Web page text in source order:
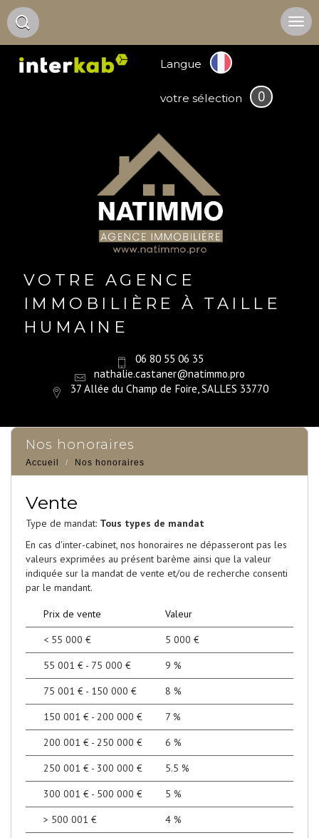
Langue
votre sélection 0
VOTRE AGENCE
IMMOBILIÈRE À TAILLE
HUMAINE
06 80 55 06 35
nathalie.castaner@natimmo.pro
37 Allée du Champ de Foire, SALLES 33770
nos honoraires
Accueil Nos honoraires
Vente
Type de mandat: Tous types de mandat
En cas d'inter-cabinet, nos honoraires ne dépasseront pas les
valeurs exprimées au présent barème ainsi que la valeur
indiquée sur la mandat de vente et/ou de recherche consenti
par le mandant.
Prix de vente
Valeur
< 55 000 €
5 000 €
55 001 € - 75 000 €
9 %
75 001 € - 150 000 €
8 %
150 001 € - 200 000 €
7 %
200 001 € - 250 000 €
6 %
250 001 € - 300 000 €
5.5 %
300 001 € - 500 000 €
5 %
> 500 001 € 4 %